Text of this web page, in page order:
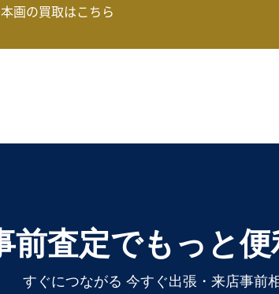
本画の買取はこちら
前査定でもっと便
すぐにつながる 今すぐ出張・来店事前